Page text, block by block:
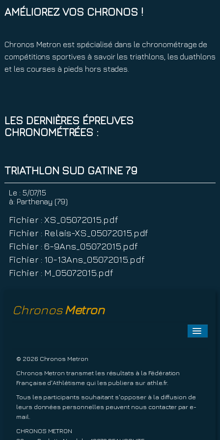
AMÉLIOREZ VOS CHRONOS !
Chronos Metron est spécialisé dans le chronométrage de
compétitions sportives à savoir les triathlons, les duathlons
et les courses à pieds hors stades.
LES DERNIÈRES ÉPREUVES
CHRONOMÉTRÉES :
TRIATHLON SUD GATINE 79
Le : 5/07/15
à: Parthenay (79)
Fichier : XS_05072015.pdf
Fichier : Relais-XS_05072015.pdf
Fichier : 6-9Ans_05072015.pdf
Fichier : 10-13Ans_05072015.pdf
Fichier : M_05072015.pdf
Chronos Metron
Toggle
A PROPOS
EPREUVES À VENIR
EPREUVES TERMINÉES
CHRONOS METRON
Chronos Metron transmet les résultats à la Fédération
Française d'Athlétisme qui les publiera sur athle.fr.
Tous les participants souhaitant s'opposer à la diffusion de
leurs données personnelles peuvent nous contacter par e-
mail.
© 2026 Chronos Metron